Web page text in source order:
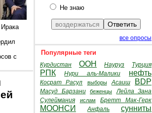
с
Не знаю
все опросы
Популярные теги
Курдистан ООН Науруз Турция
РПК Нури аль-Малики нефть
Косрат Расул выборы Асаиш BDP
Масуд Барзани беженцы
Лейла Зана
Сулеймания
ислам Бретт Мак-Герк
МООНСИ Анфаль сунниты